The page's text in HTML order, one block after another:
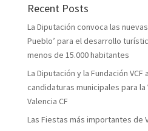
Recent Posts
La Diputación convoca las
Pueblo’ para el desarrollo
menos de 15.000 habitantes
La Diputación y la Fundación
candidaturas municipales para
Valencia CF
Las Fiestas más importantes de